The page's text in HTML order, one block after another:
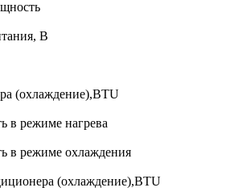
В
(охлаждение),BTU
в режиме нагрева
в режиме охлаждения
(охлаждение),BTU